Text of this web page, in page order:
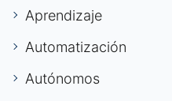
Aprendizaje
Automatización
Autónomos